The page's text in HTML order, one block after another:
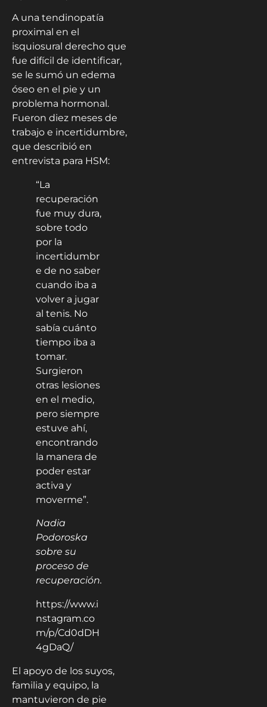
A una tendinopatía
proximal en el
isquiosural derecho que
fue difícil de identificar,
se le sumó un edema
óseo en el pie y un
problema hormonal.
Fueron diez meses de
trabajo e incertidumbre,
que describió en
entrevista para HSM:
“La
recuperación
fue muy dura,
sobre todo
por la
incertidumbr
e de no saber
cuando iba a
volver a jugar
al tenis. No
sabía cuánto
tiempo iba a
tomar.
Surgieron
otras lesiones
en el medio,
pero siempre
estuve ahí,
encontrando
la manera de
poder estar
activa y
moverme”.
Nadia
Podoroska
sobre su
proceso de
recuperación.
https://www.i
nstagram.co
m/p/Cd0dDH
4gDaQ/
El apoyo de los suyos,
familia y equipo, la
mantuvieron de pie